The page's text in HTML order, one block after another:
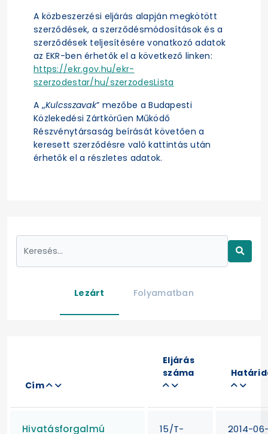
A közbeszerzési eljárás alapján megkötött
szerződések, a szerződésmódosítások és a
szerződések teljesítésére vonatkozó adatok
az EKR-ben érhetők el a következő linken:
https://ekr.gov.hu/ekr-
szerzodestar/hu/szerzodesLista
A „Kulcsszavak” mezőbe a Budapesti
Közlekedési Zártkörűen Működő
Részvénytársaság beírását követően a
keresett szerződésre való kattintás után
érhetők el a részletes adatok.
Lezárt Folyamatban
Cím
Eljárás
száma
Hivatásforgalmú
15/T-
2014-